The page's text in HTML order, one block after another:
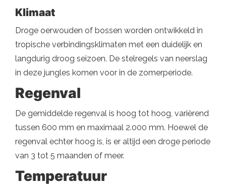
Klimaat
Droge oerwouden of bossen worden ontwikkeld in
tropische verbindingsklimaten met een duidelijk en
langdurig droog seizoen. De stelregels van neerslag
in deze jungles komen voor in de zomerperiode.
Regenval
De gemiddelde regenval is hoog tot hoog, variërend
tussen 600 mm en maximaal 2.000 mm. Hoewel de
regenval echter hoog is, is er altijd een droge periode
van 3 tot 5 maanden of meer.
Temperatuur